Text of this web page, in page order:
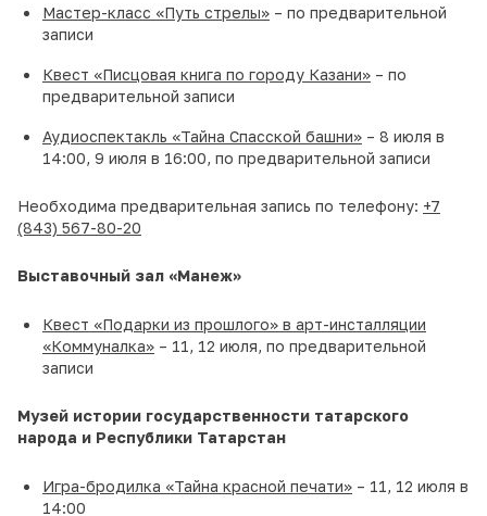
Мастер-класс «Путь стрелы» – по предварительной
записи
Квест «Писцовая книга по городу Казани» – по
предварительной записи
Аудиоспектакль «Тайна Спасской башни» – 8 июля в
14:00, 9 июля в 16:00, по предварительной записи
Необходима предварительная запись по телефону: +7
(843) 567-80-20
Выставочный зал «Манеж»
Квест «Подарки из прошлого» в арт-инсталляции
«Коммуналка» – 11, 12 июля, по предварительной
записи
Музей истории государственности татарского
народа и Республики Татарстан
Игра-бродилка «Тайна красной печати» – 11, 12 июля в
14:00